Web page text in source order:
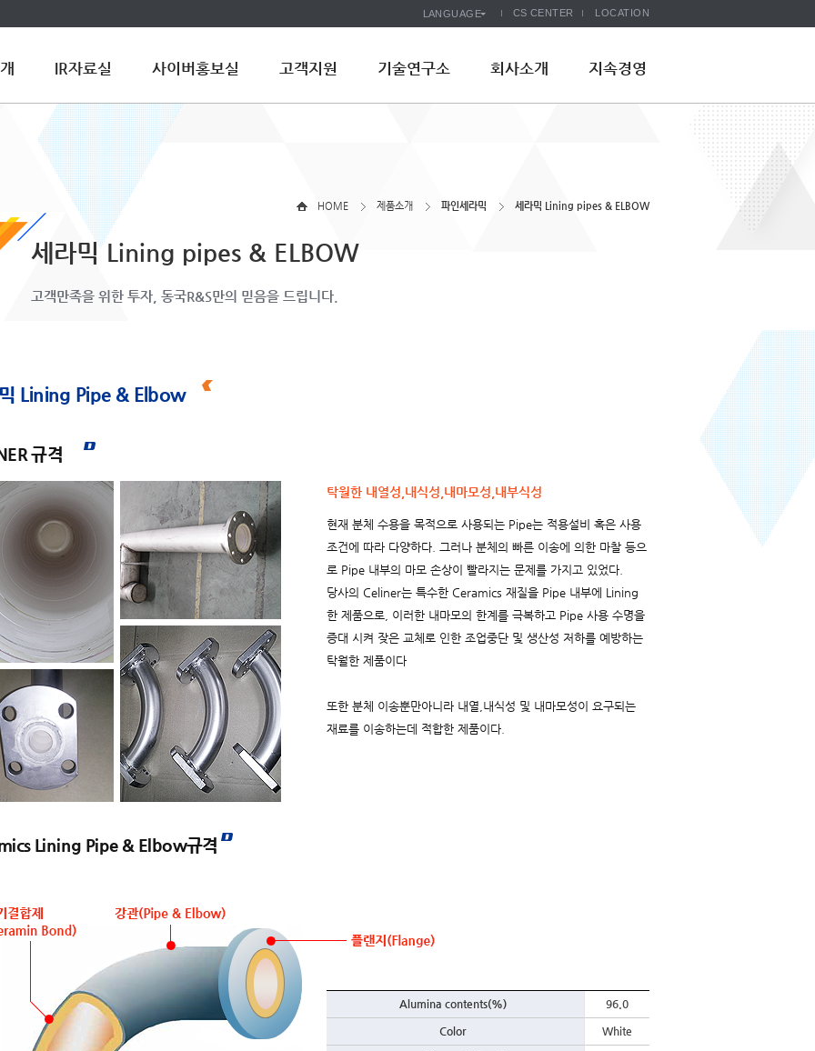
LANGUAGE CS CENTER LOCATION
IR자료실 사이버홍보실 고객지원 기술연구소 회사소개 지속경영
HOME 제품소개 파인세라믹 세라믹 Lining pipes & ELBOW
세라믹 Lining pipes & ELBOW
고객만족을 위한 투자, 동국R&S만의 믿음을 드립니다.
Lining Pipe & Elbow
규격
탁월한 내열성,내식성,내마모성,내부식성
현재 분체 수용을 목적으로 사용되는 Pipe는 적용설비 혹은 사용
조건에 따라 다양하다. 그러나 분체의 빠른 이송에 의한 마찰 등으
로 Pipe 내부의 마모 손상이 빨라지는 문제를 가지고 있었다.
당사의 Celiner는 특수한 Ceramics 재질을 Pipe 내부에 Lining
한 제품으로, 이러한 내마모의 한계를 극복하고 Pipe 사용 수명을
증대 시켜 잦은 교체로 인한 조업중단 및 생산성 저하를 예방하는
탁월한 제품이다
또한 분체 이송뿐만아니라 내열,내식성 및 내마모성이 요구되는
재료를 이송하는데 적합한 제품이다.
Lining Pipe & Elbow규격
Alumina contents(%) 96.0
Color White